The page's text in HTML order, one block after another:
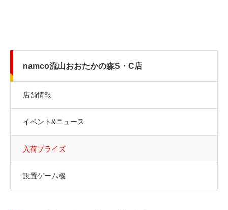
namco流山おおたかの森S・C店
店舗情報
イベント&ニュース
入荷プライズ
設置ゲーム機